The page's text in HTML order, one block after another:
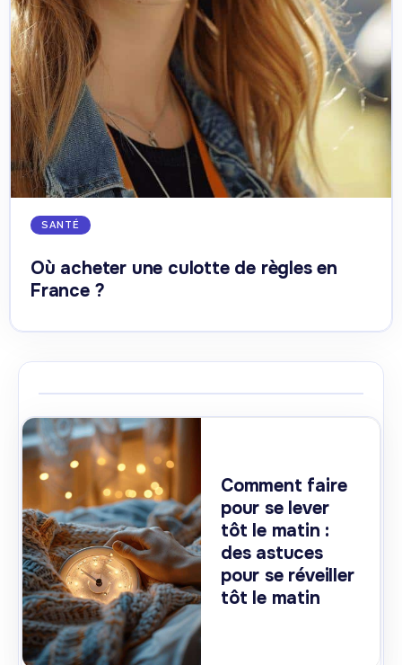
SANTÉ
Où acheter une culotte de règles en
France ?
Comment faire
pour se lever
tôt le matin :
des astuces
pour se réveiller
tôt le matin